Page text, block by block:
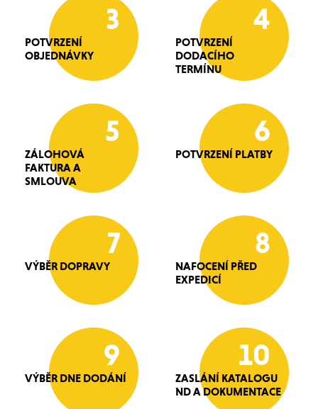
3
POTVRZENÍ
OBJEDNÁVKY
4
POTVRZENÍ
DODACÍHO
TERMÍNU
5
ZÁLOHOVÁ
FAKTURA A
SMLOUVA
6
POTVRZENÍ PLATBY
7
VÝBĚR DOPRAVY
8
NAFOCENÍ PŘED
EXPEDICÍ
9
VÝBĚR DNE DODÁNÍ
10
ZASLÁNÍ KATALOGU
ND A DOKUMENTACE